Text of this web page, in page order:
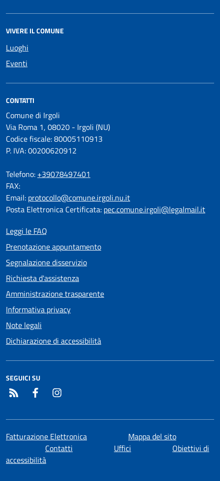
VIVERE IL COMUNE
Luoghi
Eventi
CONTATTI
Comune di Irgoli
Via Roma 1, 08020 - Irgoli (NU)
Codice fiscale: 80005110913
P. IVA: 00200620912
Telefono: +39078497401
FAX:
Email: protocollo@comune.irgoli.nu.it
Posta Elettronica Certificata: pec.comune.irgoli@legalmail.it
Leggi le FAQ
Prenotazione appuntamento
Segnalazione disservizio
Richiesta d'assistenza
Amministrazione trasparente
Informativa privacy
Note legali
Dichiarazione di accessibilità
SEGUICI SU
RSS Facebook
Fatturazione Elettronica
Mappa del sito
Contatti
Uffici
Obiettivi di
accessibilità